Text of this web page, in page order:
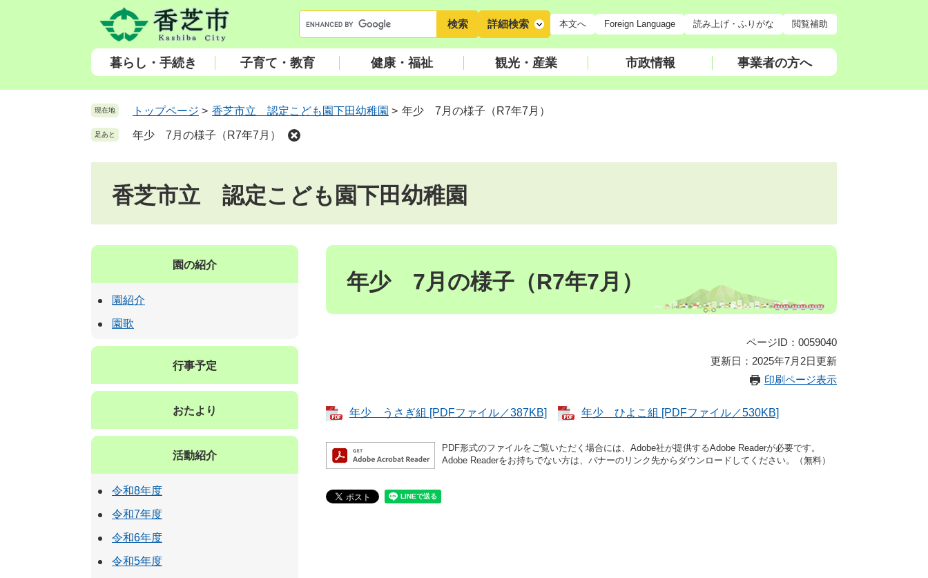
頭
飛
ー
ワ
ー
索
詳細検索 本文へ Foreign Language 読み上げ・ふりがな 閲覧補助
暮らし・手続き 子育て・教育 健康・福祉 観光・産業 市政情報 事業者の方へ
現在地 トップページ > 香芝市立 認定こども園下田幼稚園 > 年少 7月の様子（R7年7月）
足あと 年少 7月の様子（R7年7月）
香芝市立 認定こども園下田幼稚園
本
年少 7月の様子（R7年7月）
ページID：0059040
更新日：2025年7月2日更新
印刷ページ表示
年少 うさぎ組 [PDFファイル／387KB] 年少 ひよこ組 [PDFファイル／530KB]
PDF形式のファイルをご覧いただく場合には、Adobe社が提供するAdobe Readerが必要です。
Adobe Readerをお持ちでない方は、バナーのリンク先からダウンロードしてください。（無料）
園の紹介
園紹介
園歌
行事予定
おたより
活動紹介
令和8年度
令和7年度
令和6年度
令和5年度